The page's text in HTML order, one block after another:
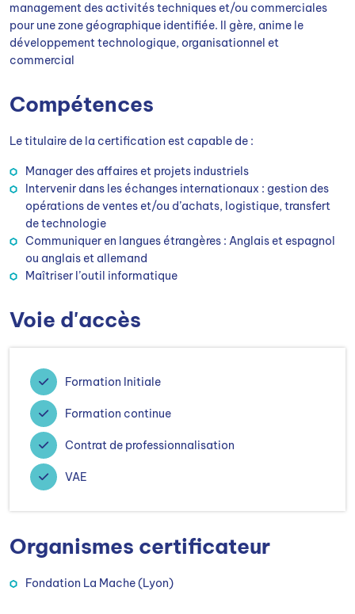
management des activités techniques et/ou commerciales
pour une zone géographique identifiée. Il gère, anime le
développement technologique, organisationnel et
commercial
Compétences
Le titulaire de la certification est capable de :
Manager des affaires et projets industriels
Intervenir dans les échanges internationaux : gestion des
opérations de ventes et/ou d’achats, logistique, transfert
de technologie
Communiquer en langues étrangères : Anglais et espagnol
ou anglais et allemand
Maîtriser l’outil informatique
Voie d'accès
Formation Initiale
Formation continue
Contrat de professionnalisation
VAE
Organismes certificateur
Fondation La Mache (Lyon)